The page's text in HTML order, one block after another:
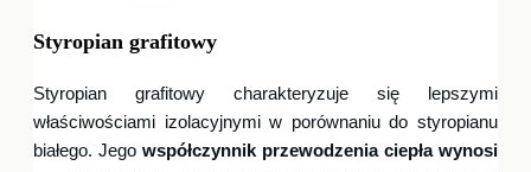
Styropian grafitowy
Styropian grafitowy charakteryzuje się lepszymi
właściwościami izolacyjnymi w porównaniu do styropianu
białego. Jego współczynnik przewodzenia ciepła wynosi